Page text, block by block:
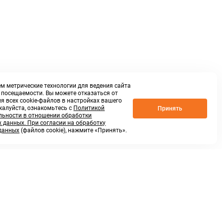
метрические технологии для ведения сайта
посещаемости. Вы можете отказаться от
всех cookie-файлов в настройках вашего
ознакомьтесь с Политикой
в отношении обработки
данных. При согласии на обработку
(файлов cookie), нажмите «Принять».
Принять